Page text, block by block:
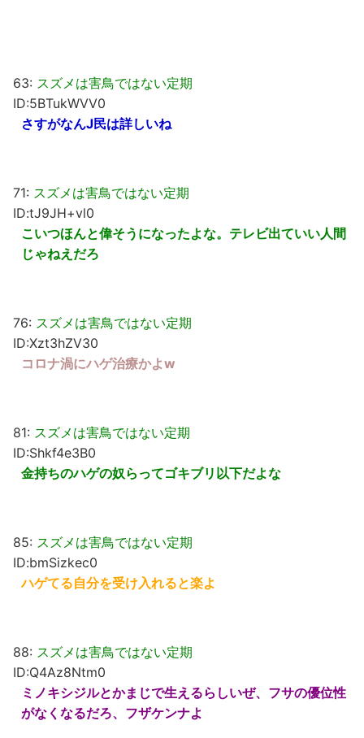
63: スズメは害鳥ではない定期
ID:5BTukWVV0
さすがなんJ民は詳しいね
71: スズメは害鳥ではない定期
ID:tJ9JH+vl0
こいつほんと偉そうになったよな。テレビ出ていい人間
じゃねえだろ
76: スズメは害鳥ではない定期
ID:Xzt3hZV30
コロナ渦にハゲ治療かよw
81: スズメは害鳥ではない定期
ID:Shkf4e3B0
金持ちのハゲの奴らってゴキブリ以下だよな
85: スズメは害鳥ではない定期
ID:bmSizkec0
ハゲてる自分を受け入れると楽よ
88: スズメは害鳥ではない定期
ID:Q4Az8Ntm0
ミノキシジルとかまじで生えるらしいぜ、フサの優位性
がなくなるだろ、フザケンナよ